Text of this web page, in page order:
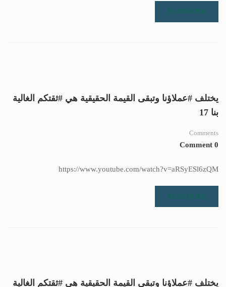
READ MORE
يختلف #عملاؤنا وتبقى القيمة الحقيقية هي #ثقتكم الغالية
بنا 17
Comments
0 Comment
https://www.youtube.com/watch?v=aRSyESl6zQM
READ MORE
يختلف #عملاؤنا وتبقى القيمة الحقيقية هي #ثقتكم الغالية